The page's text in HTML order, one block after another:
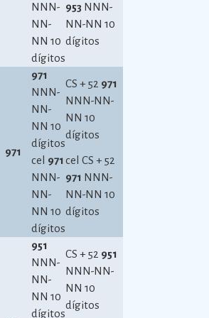
NNN-
NN-
NN 10
dígitos
953 NNN-
NN-NN 10
dígitos
971
971
NNN-
NN-
NN 10
dígitos
CS + 52 971
NNN-NN-
NN 10
dígitos
cel 971
NNN-
NN-
NN 10
dígitos
cel CS + 52
971 NNN-
NN-NN 10
dígitos
951
NNN-
NN-
NN 10
dígitos
CS + 52 951
NNN-NN-
NN 10
dígitos